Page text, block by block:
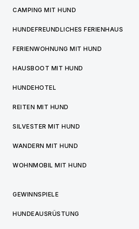
CAMPING MIT HUND
HUNDEFREUNDLICHES FERIENHAUS
FERIENWOHNUNG MIT HUND
HAUSBOOT MIT HUND
HUNDEHOTEL
REITEN MIT HUND
SILVESTER MIT HUND
WANDERN MIT HUND
WOHNMOBIL MIT HUND
GEWINNSPIELE
HUNDEAUSRÜSTUNG